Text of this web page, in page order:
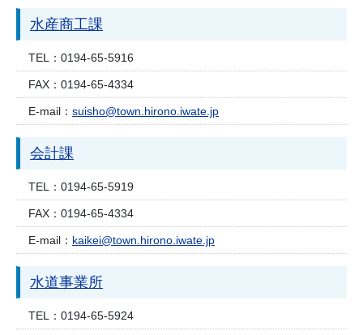
水産商工課
TEL： 0194-65-5916
FAX： 0194-65-4334
E-mail： suisho@town.hirono.iwate.jp
会計課
TEL： 0194-65-5919
FAX： 0194-65-4334
E-mail： kaikei@town.hirono.iwate.jp
水道事業所
TEL： 0194-65-5924